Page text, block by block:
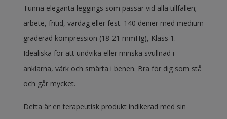
Tunna eleganta leggings som passar vid alla tillfällen;
arbete, fritid, vardag eller fest. 140 denier med medium
graderad kompression (18-21 mmHg), Klass 1.
Idealiska för att undvika eller minska svullnad i
anklarna, värk och smärta i benen. Bra för dig som stå
och går mycket.
Detta är en terapeutisk produkt indikerad med sin